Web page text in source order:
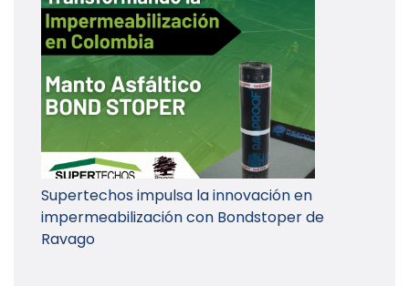
Supertechos impulsa la innovación en
impermeabilización con Bondstoper de
Ravago